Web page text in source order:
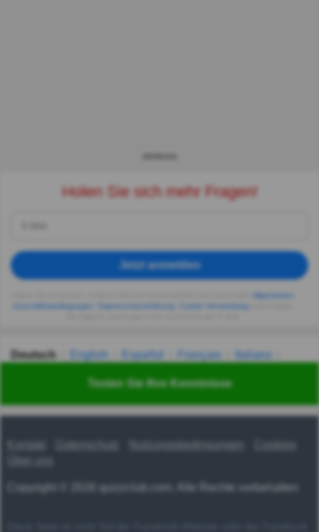
Testen Sie Ihre Kenntnisse
Holen Sie sich mehr Fragen!
Jetzt anmelden
Allgemeinen
Geschäftsbedingungen
Datenschutzerklärung Cookie-Verwendung
Deutsch English Español Français
Italiano
Українська हिन्दी 한국어 汉语
Kontakt Nutzungsbedingungen
Über uns
Copyright © 2026 quizzclub.com. Alle Rechte vorbehalten